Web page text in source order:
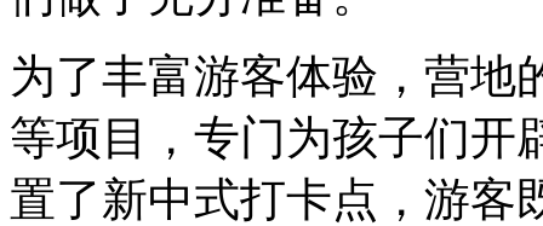
为了丰富游客体验，营地
等项目，专门为孩子们开
置了新中式打卡点，游客